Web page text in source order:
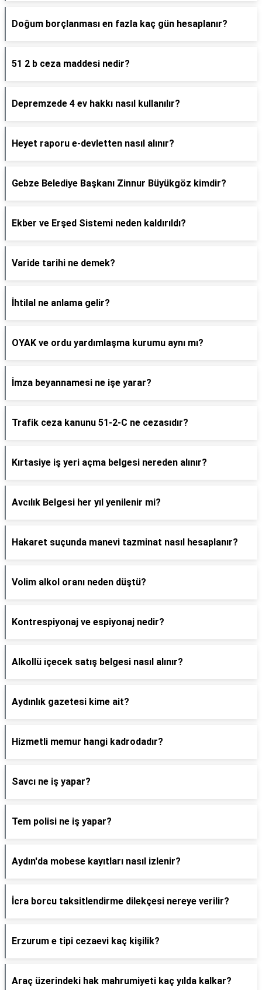
Doğum borçlanması en fazla kaç gün hesaplanır?
51 2 b ceza maddesi nedir?
Depremzede 4 ev hakkı nasıl kullanılır?
Heyet raporu e-devletten nasıl alınır?
Gebze Belediye Başkanı Zinnur Büyükgöz kimdir?
Ekber ve Erşed Sistemi neden kaldırıldı?
Varide tarihi ne demek?
İhtilal ne anlama gelir?
OYAK ve ordu yardımlaşma kurumu aynı mı?
İmza beyannamesi ne işe yarar?
Trafik ceza kanunu 51-2-C ne cezasıdır?
Kırtasiye iş yeri açma belgesi nereden alınır?
Avcılık Belgesi her yıl yenilenir mi?
Hakaret suçunda manevi tazminat nasıl hesaplanır?
Volim alkol oranı neden düştü?
Kontrespiyonaj ve espiyonaj nedir?
Alkollü içecek satış belgesi nasıl alınır?
Aydınlık gazetesi kime ait?
Hizmetli memur hangi kadrodadır?
Savcı ne iş yapar?
Tem polisi ne iş yapar?
Aydın'da mobese kayıtları nasıl izlenir?
İcra borcu taksitlendirme dilekçesi nereye verilir?
Erzurum e tipi cezaevi kaç kişilik?
Araç üzerindeki hak mahrumiyeti kaç yılda kalkar?